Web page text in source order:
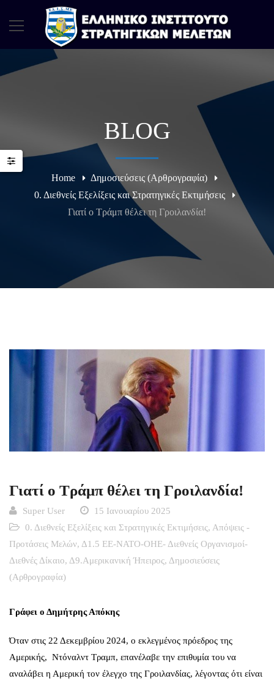
BLOG
Home
Δημοσιεύσεις (Αρθρογραφία)
0. Διεθνείς Εξελίξεις και Στρατηγικές Εκτιμήσεις
Γιατί ο Τράμπ θέλει τη Γροιλανδία!
Γιατί ο Τράμπ θέλει τη Γροιλανδία!
Super User
15 Ιανουαρίου 2025
0. Διεθνείς Εξελίξεις και Στρατηγικές Εκτιμήσεις, Απόψεις -
Προτάσεις Μελών, Δ1.5 ΕΕ-ΝΑΤΟ-ΟΗΕ- Διεθνείς Οργανισμοί-
Διεθνές Δίκαιο, Δ9.Αμερικανική Ήπειρος, Δημοσιεύσεις
(Αρθρογραφία)
Γράφει ο Δημήτρης Απόκης
Όταν στις 22 Δεκεμβρίου 2024, ο εκλεγμένος πρόεδρος της
Αμερικής, Ντόναλντ Τραμπ, επανέλαβε την επιθυμία του να
αναλάβει η Αμερική τον έλεγχο της Γροιλανδίας, λέγοντας ότι είναι